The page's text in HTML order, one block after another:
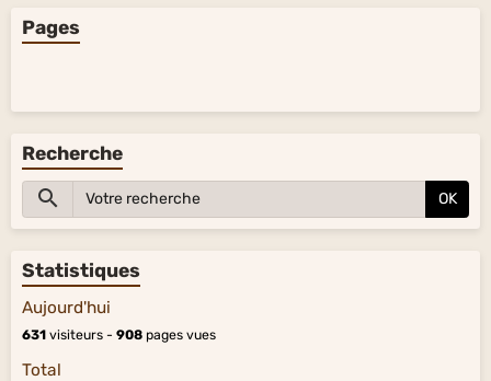
Pages
Recherche
OK
Statistiques
Aujourd'hui
631 visiteurs - 908 pages vues
Total